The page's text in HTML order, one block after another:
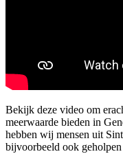
Bekijk deze video om
meerwaarde bieden in
hebben wij mensen uit
bijvoorbeeld ook geholpen